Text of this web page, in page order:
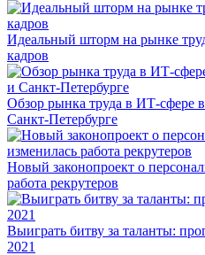
Идеальный шторм на рынке
кадров
Обзор рынка труда в ИТ-сфере
Санкт-Петербурге
Новый законопроект о
работа рекрутеров
Выиграть битву за таланты:
2021